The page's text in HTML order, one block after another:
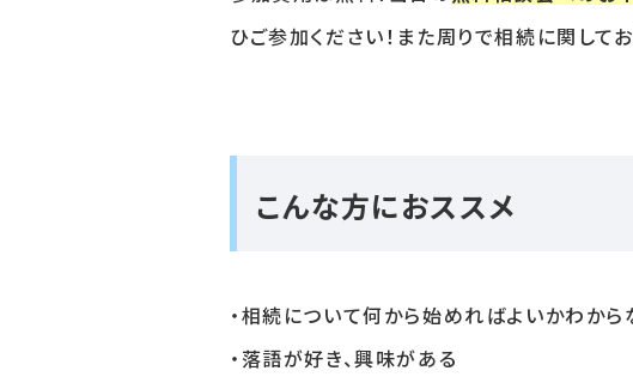
ひご参加ください！また周りで相続に関して
こんな方におススメ
・相続について何から始めればよいかわから
・落語が好き、興味がある